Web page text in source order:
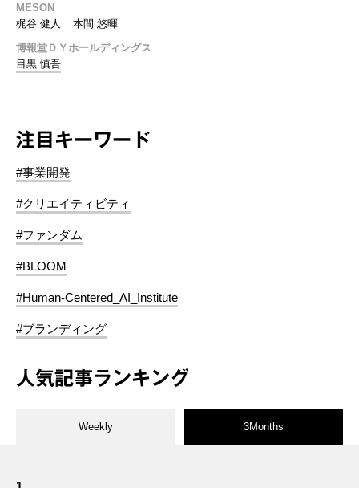
MESON
梶谷 健人
本間 悠暉
博報堂ＤＹホールディングス
目黒 慎吾
注目キーワード
#事業開発
#クリエイティビティ
#ファンダム
#BLOOM
#Human-Centered_AI_Institute
#ブランディング
人気記事ランキング
Weekly 3Months